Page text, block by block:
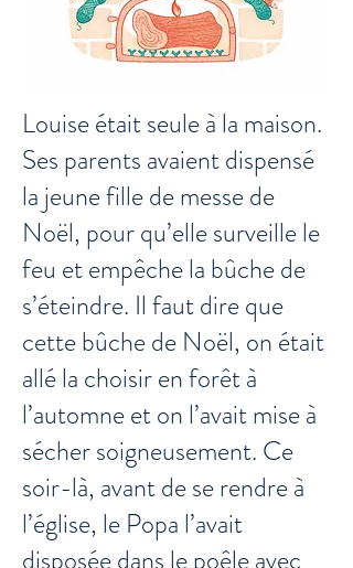
Louise était seule à la maison.
Ses parents avaient dispensé
la jeune fille de messe de
Noël, pour qu’elle surveille le
feu et empêche la bûche de
s’éteindre. Il faut dire que
cette bûche de Noël, on était
allé la choisir en forêt à
l’automne et on l’avait mise à
sécher soigneusement. Ce
soir-là, avant de se rendre à
l’église, le Popa l’avait
disposée dans le poêle avec